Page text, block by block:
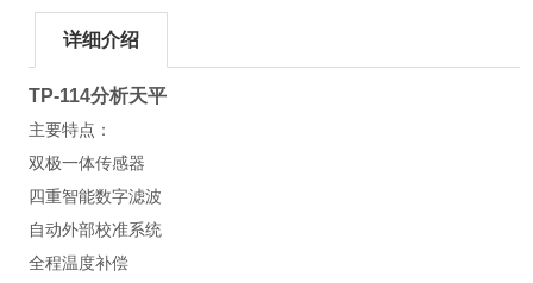
详细介绍
TP-114分析天平
主要特点：
双极一体传感器
四重智能数字滤波
自动外部校准系统
全程温度补偿